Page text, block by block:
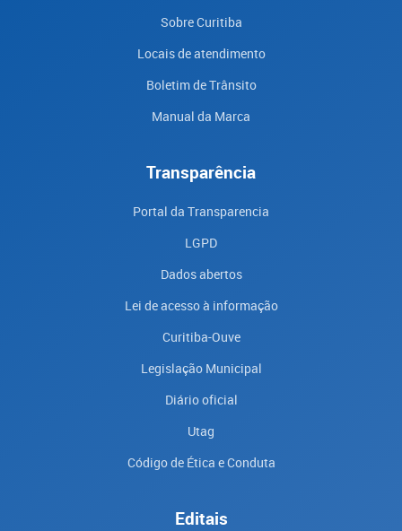
Sobre Curitiba
Locais de atendimento
Boletim de Trânsito
Manual da Marca
Transparência
Portal da Transparencia
LGPD
Dados abertos
Lei de acesso à informação
Curitiba-Ouve
Legislação Municipal
Diário oficial
Utag
Código de Ética e Conduta
Editais